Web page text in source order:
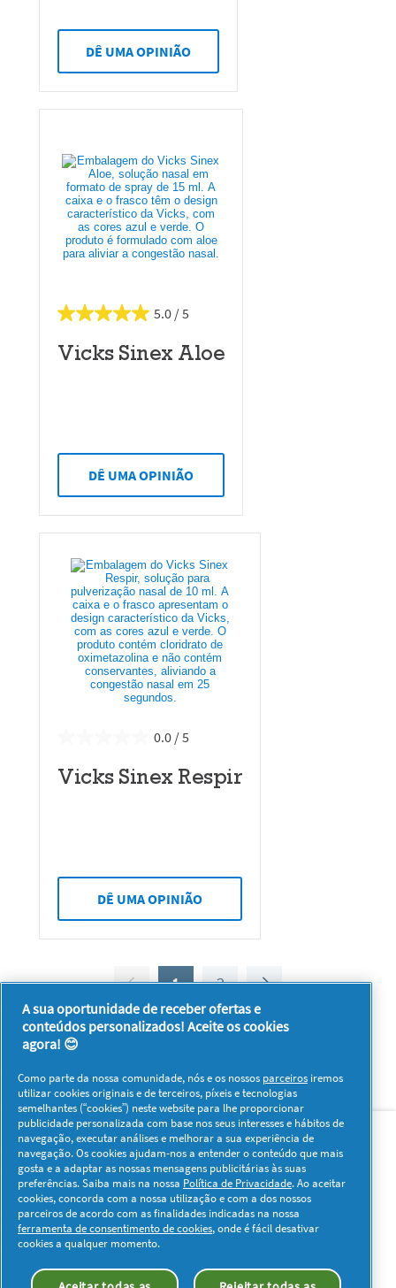
DÊ UMA OPINIÃO
5.0
Vicks Sinex Aloe
DÊ UMA OPINIÃO
0.0
Vicks Sinex Respir
DÊ UMA OPINIÃO
1 2
Sobre nós Contacto Visitar www.pg.com
Redes Sociais
Os meus dados Privacidade Sobre os Cookies
A sua oportunidade de receber ofertas e
conteúdos personalizados! Aceite os cookies
agora! 😊
Como parte da nossa comunidade, nós e os nossos parceiros iremos
utilizar cookies originais e de terceiros, píxeis e tecnologias
semelhantes (“cookies”) neste website para lhe proporcionar
publicidade personalizada com base nos seus interesses e hábitos de
navegação, executar análises e melhorar a sua experiência de
navegação. Os cookies ajudam-nos a entender o conteúdo que mais
gosta e a adaptar as nossas mensagens publicitárias às suas
preferências. Saiba mais na nossa Política de Privacidade. Ao aceitar
cookies, concorda com a nossa utilização e com a dos nossos
parceiros de acordo com as finalidades indicadas na nossa
ferramenta de consentimento de cookies, onde é fácil desativar
cookies a qualquer momento.